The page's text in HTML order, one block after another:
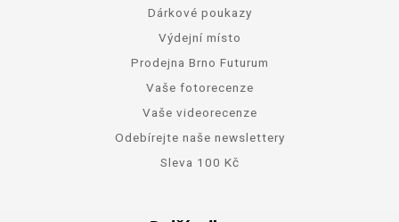
Dárkové poukazy
Výdejní místo
Prodejna Brno Futurum
Vaše fotorecenze
Vaše videorecenze
Odebírejte naše newslettery
Sleva 100 Kč